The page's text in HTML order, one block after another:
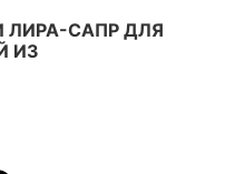
САПР ДЛЯ
ИЗ